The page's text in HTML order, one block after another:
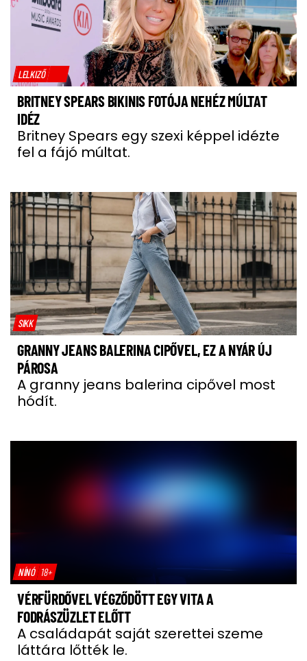
LELKIZŐ
BRITNEY SPEARS BIKINIS FOTÓJA NEHÉZ MÚLTAT
IDÉZ
Britney Spears egy szexi képpel idézte
fel a fájó múltat.
SIKK
GRANNY JEANS BALERINA CIPŐVEL, EZ A NYÁR ÚJ
PÁROSA
A granny jeans balerina cipővel most
hódít.
NÍNÓ 18+
VÉRFÜRDŐVEL VÉGZŐDÖTT EGY VITA A
FODRÁSZÜZLET ELŐTT
A családapát saját szerettei szeme
láttára lőtték le.